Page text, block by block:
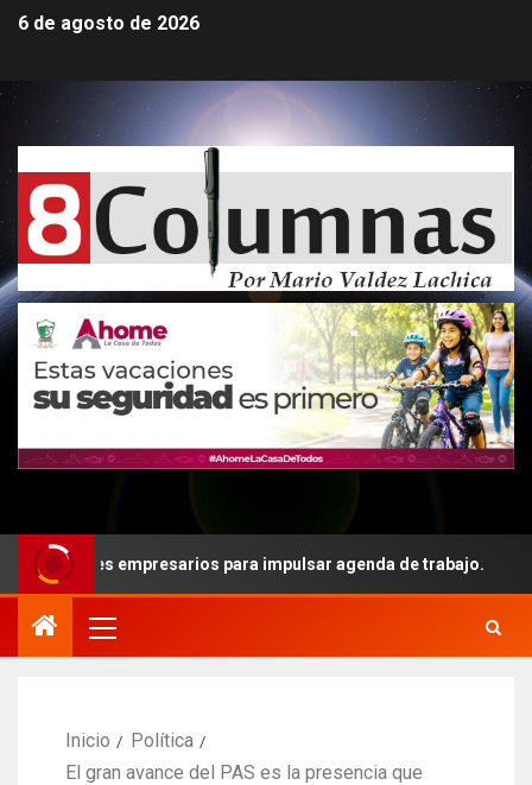
6 de agosto de 2026
empresarios para impulsar agenda de trabajo.
Inicio
Política
El gran avance del PAS es la presencia que